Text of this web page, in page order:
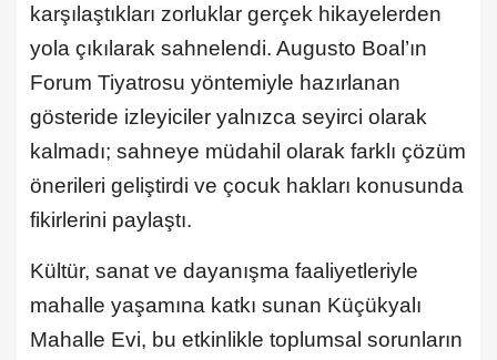
karşılaştıkları zorluklar gerçek hikayelerden
yola çıkılarak sahnelendi. Augusto Boal’ın
Forum Tiyatrosu yöntemiyle hazırlanan
gösteride izleyiciler yalnızca seyirci olarak
kalmadı; sahneye müdahil olarak farklı çözüm
önerileri geliştirdi ve çocuk hakları konusunda
fikirlerini paylaştı.
Kültür, sanat ve dayanışma faaliyetleriyle
mahalle yaşamına katkı sunan Küçükyalı
Mahalle Evi, bu etkinlikle toplumsal sorunların